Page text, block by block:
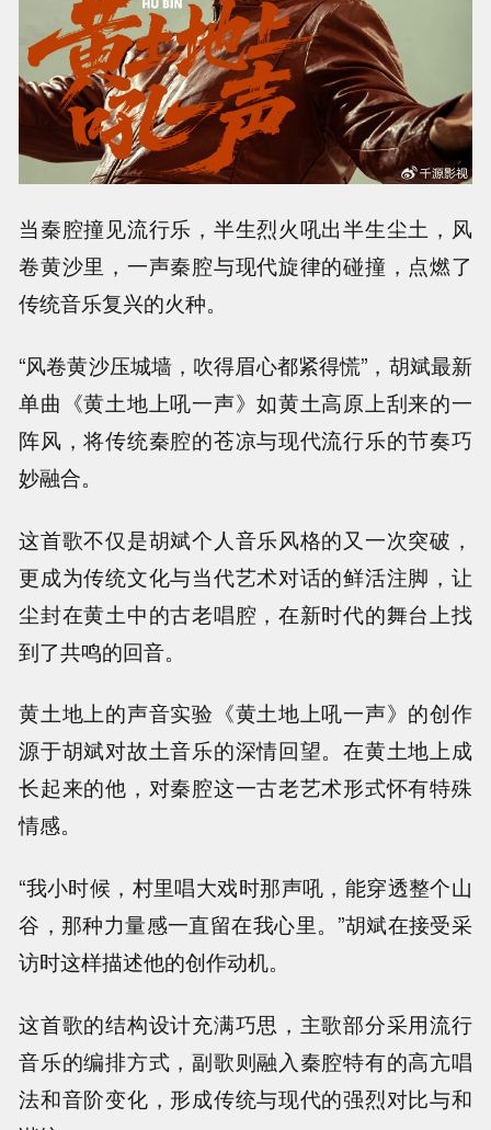
当秦腔撞见流行乐，半生烈火吼出半生尘土，风
卷黄沙里，一声秦腔与现代旋律的碰撞，点燃了
传统音乐复兴的火种。
“风卷黄沙压城墙，吹得眉心都紧得慌”，胡斌最新
单曲《黄土地上吼一声》如黄土高原上刮来的一
阵风，将传统秦腔的苍凉与现代流行乐的节奏巧
妙融合。
这首歌不仅是胡斌个人音乐风格的又一次突破，
更成为传统文化与当代艺术对话的鲜活注脚，让
尘封在黄土中的古老唱腔，在新时代的舞台上找
到了共鸣的回音。
黄土地上的声音实验《黄土地上吼一声》的创作
源于胡斌对故土音乐的深情回望。在黄土地上成
长起来的他，对秦腔这一古老艺术形式怀有特殊
情感。
“我小时候，村里唱大戏时那声吼，能穿透整个山
谷，那种力量感一直留在我心里。”胡斌在接受采
访时这样描述他的创作动机。
这首歌的结构设计充满巧思，主歌部分采用流行
音乐的编排方式，副歌则融入秦腔特有的高亢唱
法和音阶变化，形成传统与现代的强烈对比与和